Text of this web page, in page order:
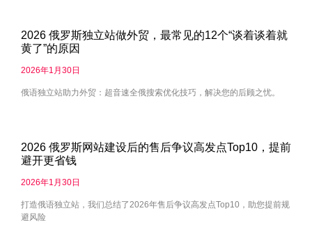
2026 俄罗斯独立站做外贸，最常见的12个“谈着谈着就
黄了”的原因
2026年1月30日
俄语独立站助力外贸：超音速全俄搜索优化技巧，解决您的后顾之忧。
2026 俄罗斯网站建设后的售后争议高发点Top10，提前
避开更省钱
2026年1月30日
打造俄语独立站，我们总结了2026年售后争议高发点Top10，助您提前规
避风险